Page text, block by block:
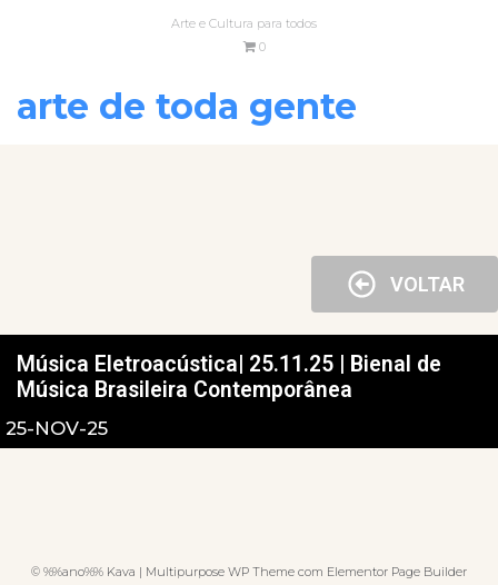
Arte e Cultura para todos
0
arte de toda gente
VOLTAR
Música Eletroacústica| 25.11.25 | Bienal de
Música Brasileira Contemporânea
25-NOV-25
© %%ano%% Kava | Multipurpose WP Theme com Elementor Page Builder